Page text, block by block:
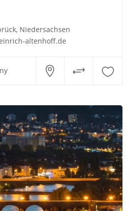
Niedersachsen
altenhoff.de